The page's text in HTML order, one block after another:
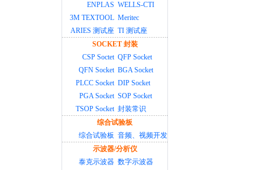
ENPLAS WELLS-CTI
3M TEXTOOL Meritec
ARIES 测试座 TI 测试座
SOCKET 封装
CSP Soctet QFP Socket
QFN Socket BGA Socket
PLCC Socket DIP Socket
PGA Socket SOP Socket
TSOP Socket 封装常识
综合试验板
综合试验板 音频、视频开发
示波器/分析仪
泰克示波器 数字示波器